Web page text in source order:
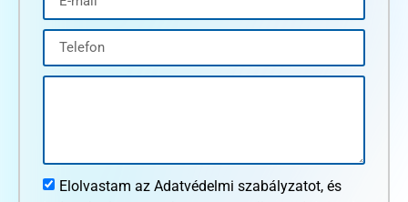
Elolvastam az Adatvédelmi szabályzatot, és